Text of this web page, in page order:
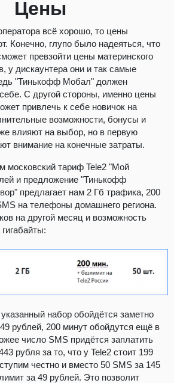
Цены
всё хорошо, то цены
Конечно, глупо было надеяться, что
превзойти цены материнского
у дискаунтера они и так самые
"Тинькофф Мобал" должен
С другой стороны, именно цены
привлечь к себе новичок на
возможности, бонусы и
влияют на выбор, но в первую
внимание на конечные затраты.
московский тариф Tele2 "Мой
и предложение "Тинькофф
предлагает нам 2 Гб трафика, 200
на телефоны домашнего региона.
на другой месяц и возможность
набор обойдётся заметно
рублей, 200 минут обойдутся ещё в
число SMS придётся заплатить
рубля за то, что у Tele2 стоит 199
честно и вместо 50 SMS за 145
за 49 рублей. Это позволит